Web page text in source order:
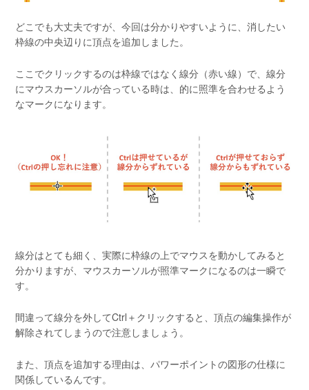
どこでも大丈夫ですが、今回は分かりやすいように、消したい
枠線の中央辺りに頂点を追加しました。
ここでクリックするのは枠線ではなく線分（赤い線）で、線分
にマウスカーソルが合っている時は、的に照準を合わせるよう
なマークになります。
線分はとても細く、実際に枠線の上でマウスを動かしてみると
分かりますが、マウスカーソルが照準マークになるのは一瞬で
す。
間違って線分を外してCtrl＋クリックすると、頂点の編集操作が
解除されてしまうので注意しましょう。
また、頂点を追加する理由は、パワーポイントの図形の仕様に
関係しているんです。